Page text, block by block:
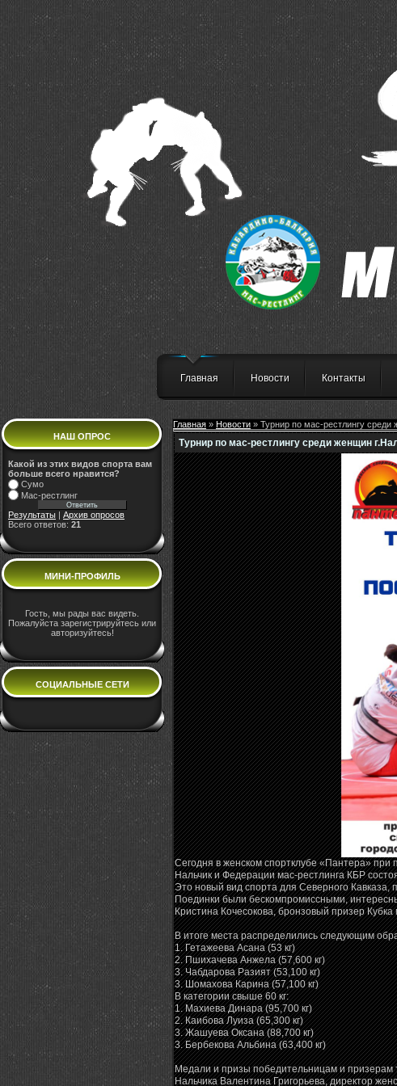
Главная Новости Контакты
НАШ ОПРОС
Какой из этих видов спорта вам
больше всего нравится?
Сумо
Мас-рестлинг
Результаты
Архив опросов
Всего ответов: 21
МИНИ-ПРОФИЛЬ
Гость, мы рады вас видеть.
Пожалуйста зарегистрируйтесь или
авторизуйтесь!
СОЦИАЛЬНЫЕ СЕТИ
Главная » Новости » Турнир по мас-рестлингу среди
Турнир по мас-рестлингу среди женщин
Сегодня в женском спортклубе «Пантера»
Нальчик и Федерации мас-рестлинга КБР
Это новый вид спорта для Северного Кавказа,
Поединки были бескомпромиссными,
Кристина Кочесокова, бронзовый призер
В итоге места распределились следующим
1. Гетажеева Асана (53 кг)
2. Пшихачева Анжела (57,600 кг)
3. Чабдарова Разият (53,100 кг)
3. Шомахова Карина (57,100 кг)
В категории свыше 60 кг:
1. Махиева Динара (95,700 кг)
2. Каибова Луиза (65,300 кг)
3. Жашуева Оксана (88,700 кг)
3. Бербекова Альбина (63,400 кг)
Медали и призы победительницам и призерам
Нальчика Валентина Григорьева, директор